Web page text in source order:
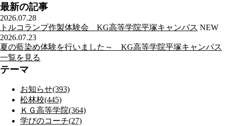
最新の記事
2026.07.28
トルコランプ作製体験会 KG高等学院平塚キャンパス NEW
2026.07.23
夏の藍染め体験を行いました～ KG高等学院平塚キャンパス
一覧を見る
テーマ
お知らせ(393)
松林校(445)
ＫＧ高等学院(364)
学びのコーチ(27)